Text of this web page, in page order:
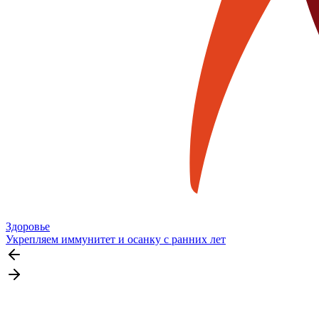
Здоровье
Укрепляем иммунитет и осанку с ранних лет